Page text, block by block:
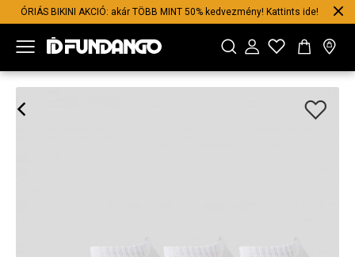
ÓRIÁS BIKINI AKCIÓ: akár TÖBB MINT 50% kedvezmény! Kattints ide!